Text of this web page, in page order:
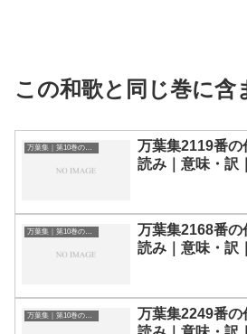
この和歌と同じ巻に含
万葉集｜第10巻の和歌一覧
万葉集2119番の
読み｜意味・訳
万葉集｜第10巻の和歌一覧
万葉集2168番の
読み｜意味・訳
万葉集｜第10巻の和歌一覧
万葉集2249番の